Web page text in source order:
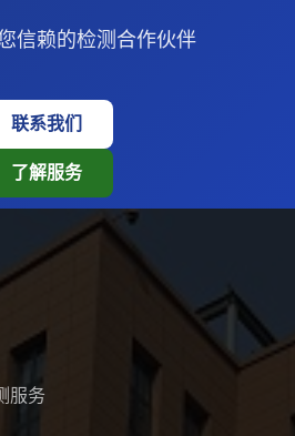
信赖的检测合作伙伴
联系我们
了解服务
服务